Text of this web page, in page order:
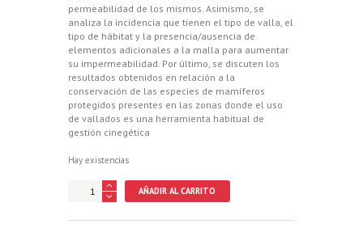
permeabilidad de los mismos. Asimismo, se
analiza la incidencia que tienen el tipo de valla, el
tipo de hábitat y la presencia/ausencia de
elementos adicionales a la malla para aumentar
su impermeabilidad. Por último, se discuten los
resultados obtenidos en relación a la
conservación de las especies de mamíferos
protegidos presentes en las zonas donde el uso
de vallados es una herramienta habitual de
gestión cinegética
Hay existencias
VALLADOS
CINEGETICOS
AÑADIR AL CARRITO